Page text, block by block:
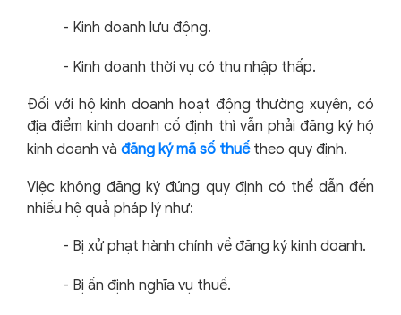
- Kinh doanh lưu động.
- Kinh doanh thời vụ có thu nhập thấp.
Đối với hộ kinh doanh hoạt động thường xuyên, có
địa điểm kinh doanh cố định thì vẫn phải đăng ký hộ
kinh doanh và đăng ký mã số thuếtheo quy định.
Việc không đăng ký đúng quy định có thể dẫn đến
nhiều hệ quả pháp lý như:
- Bị xử phạt hành chính về đăng ký kinh doanh.
- Bị ấn định nghĩa vụ thuế.